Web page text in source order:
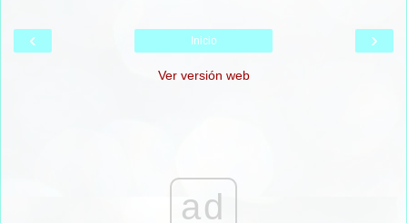
‹ ›
Inicio
Ver versión web
ad